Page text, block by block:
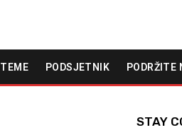
TEME PODSJETNIK PODRŽITE
STAY